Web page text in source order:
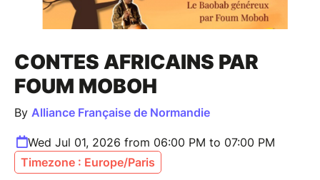
CONTES AFRICAINS PAR
FOUM MOBOH
By Alliance Française de Normandie
Wed Jul 01, 2026 from 06:00 PM to 07:00 PM
Timezone : Europe/Paris